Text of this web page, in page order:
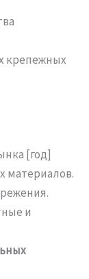
крепежных
[год]
материалов.
и